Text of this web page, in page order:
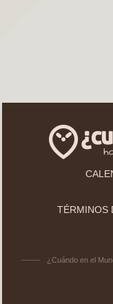
TÉRMINOS
¿Cuándo en el